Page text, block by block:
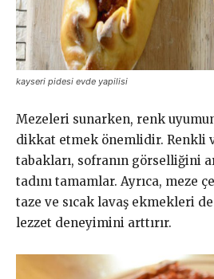
kayseri pidesi evde yapilisi
Mezeleri sunarken, renk
dikkat etmek önemlidir. Renkli
tabakları, sofranın görselliğini
tadını tamamlar. Ayrıca, meze
taze ve sıcak lavaş ekmekleri
lezzet deneyimini arttırır.